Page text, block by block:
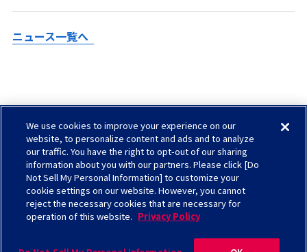
ニュース一覧へ
Check in AGC
サイトマップ
ソーシャルメディアについて
お問い合わせ
サイトのご利用について
We use cookies to improve your experience on our
website, to personalize content and ads and to analyze
our traffic. You have the right to opt-out of our sharing
information about you with our partners. Please click [Do
Not Sell My Personal Information] to customize your
cookie settings on our website. However, you cannot
reject the necessary cookies that are necessary for
operation of this website. Privacy Policy